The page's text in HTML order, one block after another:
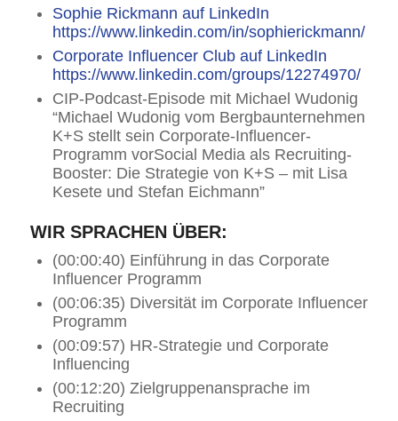
Sophie Rickmann auf LinkedIn
https://www.linkedin.com/in/sophierickmann/
Corporate Influencer Club auf LinkedIn
https://www.linkedin.com/groups/12274970/
CIP-Podcast-Episode mit Michael Wudonig
“Michael Wudonig vom Bergbaunternehmen
K+S stellt sein Corporate-Influencer-
Programm vorSocial Media als Recruiting-
Booster: Die Strategie von K+S – mit Lisa
Kesete und Stefan Eichmann”
WIR SPRACHEN ÜBER:
(00:00:40) Einführung in das Corporate
Influencer Programm
(00:06:35) Diversität im Corporate Influencer
Programm
(00:09:57) HR-Strategie und Corporate
Influencing
(00:12:20) Zielgruppenansprache im
Recruiting